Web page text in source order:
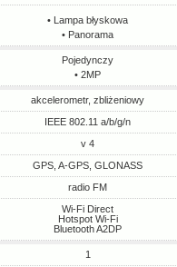
• Lampa błyskowa
• Panorama
Pojedynczy
• 2MP
akcelerometr, zbliżeniowy
IEEE 802.11 a/b/g/n
v 4
GPS, A-GPS, GLONASS
radio FM
Wi-Fi Direct
Hotspot Wi-Fi
Bluetooth A2DP
1